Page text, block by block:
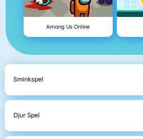
Among Us Online
Sminkspel
Djur Spel